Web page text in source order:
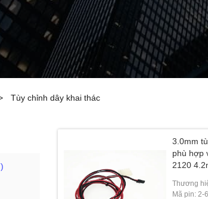
Tùy chỉnh dây khai thác
3.0mm
phù hợp
2120
Thương
Mã pin: 2-